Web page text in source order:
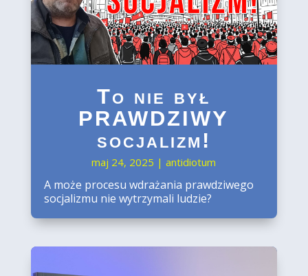
To nie był
PRAWDZIWY
socjalizm!
maj 24, 2025 |antidiotum
A może procesu wdrażania prawdziwego
socjalizmu nie wytrzymali ludzie?